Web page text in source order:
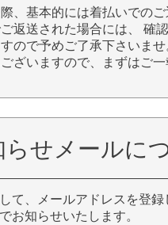
、基本的には着払いでの
返送された場合には、 確
ので予めご了承下さいま
ざいますので、まずはご
らせメールに
て、メールアドレスを登
お知らせいたします。